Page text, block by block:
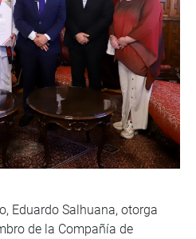
Eduardo Salhuana, otorga
de la Compañía de